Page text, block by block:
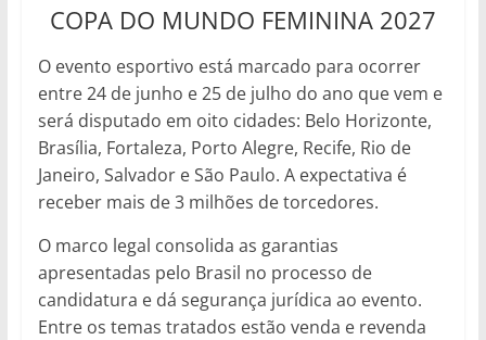
COPA DO MUNDO FEMININA 2027
O evento esportivo está marcado para ocorrer
entre 24 de junho e 25 de julho do ano que vem e
será disputado em oito cidades: Belo Horizonte,
Brasília, Fortaleza, Porto Alegre, Recife, Rio de
Janeiro, Salvador e São Paulo. A expectativa é
receber mais de 3 milhões de torcedores.
O marco legal consolida as garantias
apresentadas pelo Brasil no processo de
candidatura e dá segurança jurídica ao evento.
Entre os temas tratados estão venda e revenda